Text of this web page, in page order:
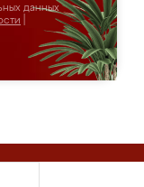
данных